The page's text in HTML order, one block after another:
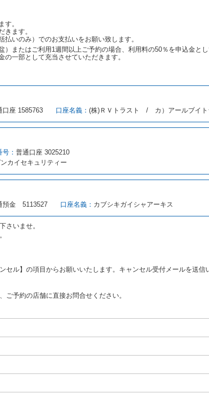
できない原因が、当社の責に帰さない事由による時には第４条第５
貸渡契約が締結されなかったことについて、第４条及び第５条に定
カーがない場合又は借受人若しくは運転者が第８条第１項若しくは
び細則で運転者の義務と定められた事項を遵守するものとします。
、貸渡簿(貸渡原票)及び第１３条第１項に規定する貸渡証に運転者
載し、又は運転者の運転免許証の写しを添付するため、貸渡契約の
者」といいます。）の運転免許証の提示を求めるほか、その写しの
自動車交通局長通達「レンタカーに関する基本通達」（自旅第138
び運転者に対し、運転免許証のほかに本人確認ができる書類の提示
対し、クレジットカード若しくは現金による支払いを求め、又はそ
場合は、貸渡契約の締結を拒絶するとともに、予約を取消すことが
は、第4条第5項を適用するものとします。
当するときは、貸渡契約を締結することができないものとします。
許証を有していないとき、又は運転免許証の提示をせず、もしく
提出に同意しないとき。 ② 酒気を帯びていると認められるとき。
グ等による中毒症状等を呈していると認められるとき。
６才未満の幼児を同乗させるとき。
の構成員若しくは関係者又はその他の反社会的組織に属している者
す。
きます。
いのみ）でのお支払いをお願い致します。
またはご利用1週間以上ご予約の場合、利用料の50％を申込金と
一部として充当させていただきます。
口座 1585763 口座名義： (株)ＲＶトラスト / カ）アールブイト
： 普通口座 3025210
カイセキュリティー
預金 5113527 口座名義： カブシキガイシャアーキス
さいませ。
セル】の項目からお願いいたします。キャンセル受付メールを送信
予約の店舗に直接お問合せください。